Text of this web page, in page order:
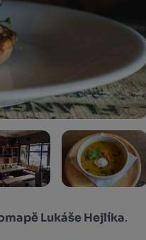
Lukáše Hejlíka.